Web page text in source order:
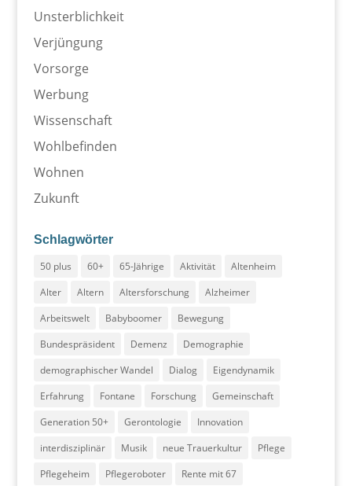
Unsterblichkeit
Verjüngung
Vorsorge
Werbung
Wissenschaft
Wohlbefinden
Wohnen
Zukunft
Schlagwörter
50 plus
60+ 65-Jährige Aktivität
Altenheim
Alter
Altern Altersforschung
Alzheimer
Arbeitswelt
Babyboomer
Bewegung
Bundespräsident
Demenz
Demographie
demographischer Wandel
Dialog
Eigendynamik
Erfahrung
Fontane Forschung
Gemeinschaft
Generation 50+
Gerontologie
Innovation
interdisziplinär
Musik neue Trauerkultur
Pflege
Pflegeheim
Pflegeroboter Rente mit 67